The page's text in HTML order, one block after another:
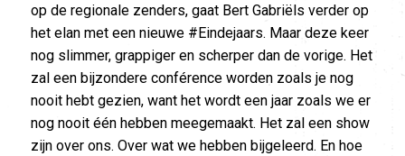
op de regionale zenders, gaat Bert Gabriëls verder op
het elan met een nieuwe #Eindejaars. Maar deze keer
nog slimmer, grappiger en scherper dan de vorige. Het
zal een bijzondere conférence worden zoals je nog
nooit hebt gezien, want het wordt een jaar zoals we er
nog nooit één hebben meegemaakt. Het zal een show
zijn over ons. Over wat we hebben bijgeleerd. En hoe